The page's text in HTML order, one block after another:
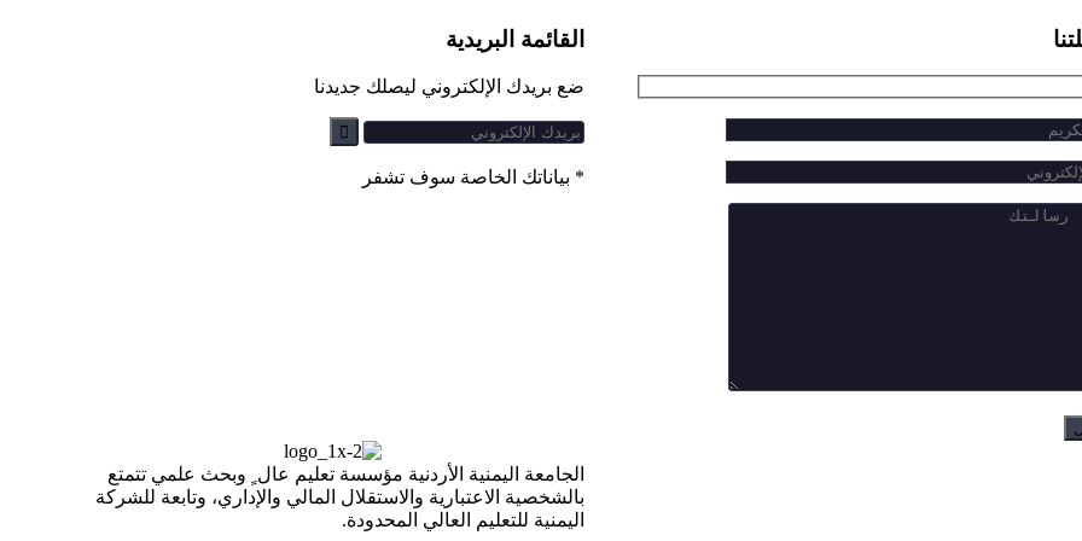
القائمة البريدية
ضع بريدك الإلكتروني ليصلك جديدنا
* بياناتك الخاصة سوف تشفر
الجامعة اليمنية الأردنية مؤسسة تعليم عال ٍ وبحث علمي تتمتع
بالشخصية الاعتبارية والاستقلال المالي والإداري، وتابعة للشركة
اليمنية للتعليم العالي المحدودة.